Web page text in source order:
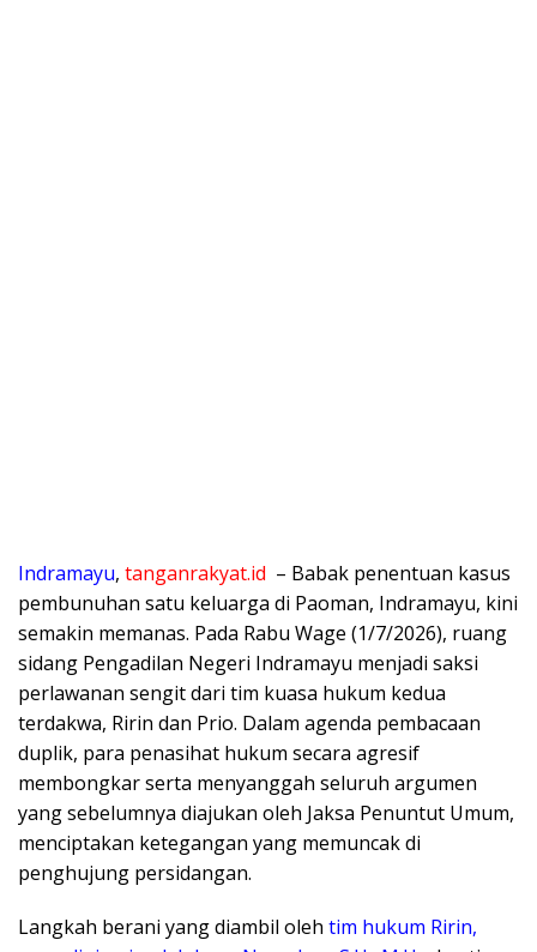
Indramayu, tanganrakyat.id – ​Babak penentuan kasus
pembunuhan satu keluarga di Paoman, Indramayu, kini
semakin memanas. Pada Rabu Wage (1/7/2026), ruang
sidang Pengadilan Negeri Indramayu menjadi saksi
perlawanan sengit dari tim kuasa hukum kedua
terdakwa, Ririn dan Prio. Dalam agenda pembacaan
duplik, para penasihat hukum secara agresif
membongkar serta menyanggah seluruh argumen
yang sebelumnya diajukan oleh Jaksa Penuntut Umum,
menciptakan ketegangan yang memuncak di
penghujung persidangan.
​Langkah berani yang diambil oleh tim hukum Ririn,